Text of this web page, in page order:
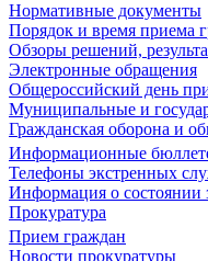
Нормативные документы
Порядок и время приема
Обзоры решений,
Электронные обращения
Общероссийский день
Муниципальные и
Гражданская оборона и
Информационные
Телефоны экстренных
Информация о состоянии
Прокуратура
Прием граждан
Новости прокуратуры